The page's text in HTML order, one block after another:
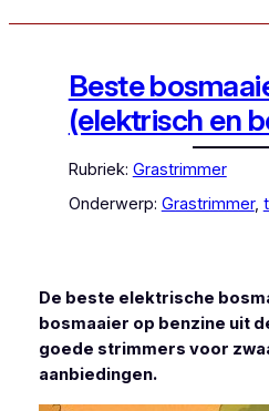
Beste
(elektrisch en
Rubriek: Grastrimmer
Onderwerp: Grastrimmer,
De beste elektrische
bosmaaier op benzine uit
goede strimmers voor
aanbiedingen.